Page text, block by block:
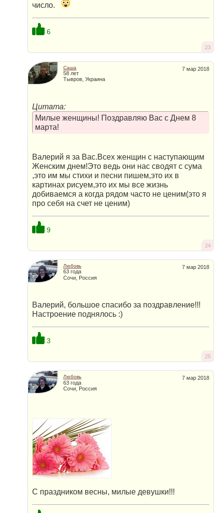
число.
6
23
7 мар 2018
Саша
58 лет
Тывров, Украина
Цитата:
Милые женщины! Поздравляю Вас с Днем 8
марта!
Валерий я за Вас.Всех женщин с наступающим
Женским днем!Это ведь они нас сводят с сума
,это им мы стихи и песни пишем,это их в
картинах рисуем,это их мы все жизнь
добиваемся а когда рядом часто не ценим(это я
про себя на счет не ценим)
9
24
7 мар 2018
Любовь
63 года
Сочи, Россия
Валерий, большое спасибо за поздравление!!!
Настроение поднялось :)
3
25
7 мар 2018
Любовь
63 года
Сочи, Россия
С праздником весны, милые девушки!!!